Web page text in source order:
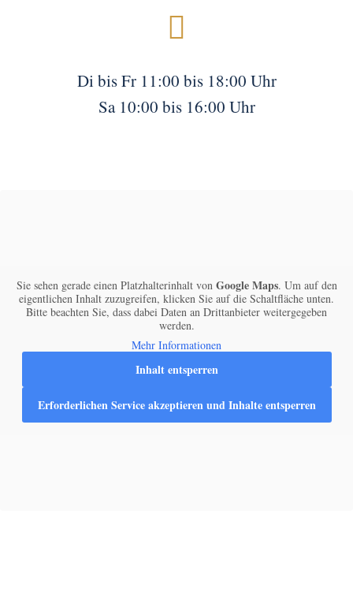

Di bis Fr 11:00 bis 18:00 Uhr
Sa 10:00 bis 16:00 Uhr
Sie sehen gerade einen Platzhalterinhalt von Google Maps. Um auf den
eigentlichen Inhalt zuzugreifen, klicken Sie auf die Schaltfläche unten.
Bitte beachten Sie, dass dabei Daten an Drittanbieter weitergegeben
werden.
Mehr Informationen
Inhalt entsperren
Erforderlichen Service akzeptieren und Inhalte entsperren